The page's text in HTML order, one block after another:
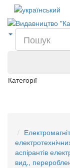
Категорії
аспірантів
вид.,